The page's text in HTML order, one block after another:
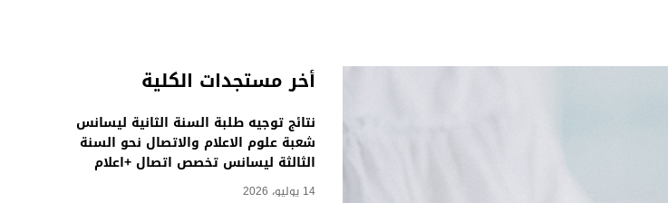
أخر مستجدات الكلية
نتائج توجيه طلبة السنة الثانية ليسانس
شعبة علوم الاعلام والاتصال نحو السنة
الثالثة ليسانس تخصص اتصال +اعلام
14 يوليو، 2026